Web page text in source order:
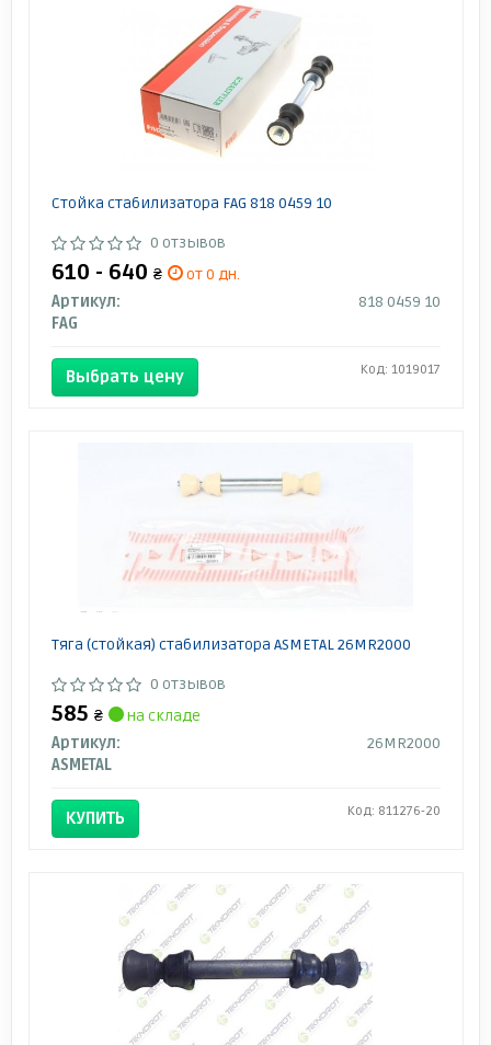
Стойка стабилизатора FAG 818 0459 10
0 отзывов
610 - 640 ₴
от 0 дн.
Артикул:
818 0459 10
FAG
Выбрать цену Код: 1019017
Тяга (стойкая) стабилизатора ASMETAL 26MR2000
0 отзывов
585 ₴
на складе
Артикул:
26MR2000
ASMETAL
КУПИТЬ Код: 811276-20